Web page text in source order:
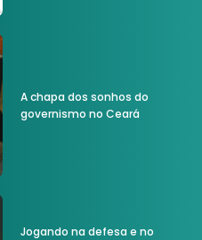
A chapa dos sonhos do
governismo no Ceará
Jogando na defesa e no